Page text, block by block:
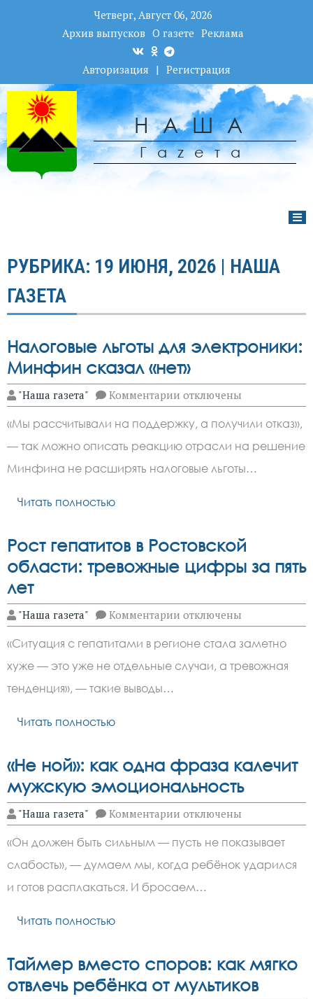
Четверг, Август 06, 2026
Архив выпусков О газете Реклама
Авторизация | Регистрация
НАША
Гаzета
РУБРИКА: 19 ИЮНЯ, 2026 | НАША
ГАЗЕТА
Налоговые льготы для электроники:
Минфин сказал «нет»
"Наша газета" Комментарии к
записи
льготы
для
электроники:
Минфин
сказал
отключены
«Мы рассчитывали на поддержку, а получили отказ»,
— так можно описать реакцию отрасли на решение
Минфина не расширять налоговые льготы…
Читать полностью
Рост гепатитов в Ростовской
области: тревожные цифры за пять
лет
"Наша газета" Комментарии к
записи
гепатитов
в
Ростовской
отключены
«Ситуация с гепатитами в регионе стала заметно
хуже — это уже не отдельные случаи, а тревожная
тенденция», — такие выводы…
Читать полностью
«Не ной»: как одна фраза калечит
мужскую эмоциональность
"Наша газета" Комментарии к
записи
ной»:
как
одна
фраза
калечит
отключены
«Он должен быть сильным — пусть не показывает
слабость», — думаем мы, когда ребёнок ударился
и готов расплакаться. И бросаем…
Читать полностью
Таймер вместо споров: как мягко
отвлечь ребёнка от мультиков